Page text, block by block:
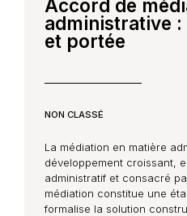
Accord de
administrative
et portée
NON CLASSÉ
La médiation en matière
développement croissant,
administratif et consacré
médiation constitue une
formalise la solution